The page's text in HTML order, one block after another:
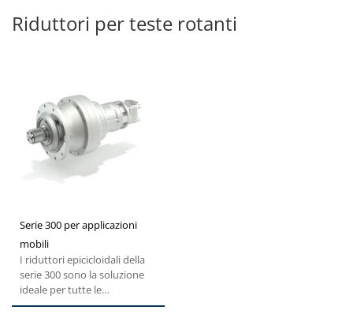
Riduttori per teste rotanti
Serie 300 per applicazioni
mobili
I riduttori epicicloidali della
serie 300 sono la soluzione
ideale per tutte le
applicazioni grazie alla...